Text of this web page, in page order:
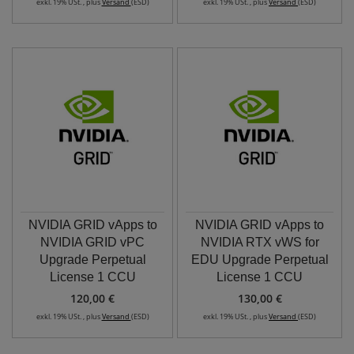
NVIDIA GRID vApps to
NVIDIA GRID vPC
Upgrade Perpetual
License 1 CCU
120,00 €
exkl. 19% USt. , plusVersand (ESD)
NVIDIA GRID vApps to
NVIDIA RTX vWS for
EDU Upgrade Perpetual
License 1 CCU
130,00 €
exkl. 19% USt. , plusVersand (ESD)